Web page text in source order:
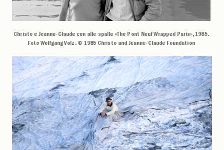
Christo e Jeanne-Claude con alle spalle «The Pont Neuf Wrapped Paris», 1985.
Foto Wolfgang Volz. © 1985 Christo and Jeanne-Claude Foundation